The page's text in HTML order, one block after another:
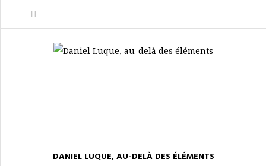
DANIEL LUQUE, AU-DELÀ DES ÉLÉMENTS